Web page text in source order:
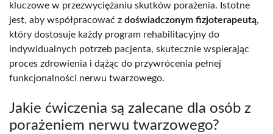
kluczowe w przezwyciężaniu skutków porażenia. Istotne
jest, aby współpracować z doświadczonym fizjoterapeutą,
który dostosuje każdy program rehabilitacyjny do
indywidualnych potrzeb pacjenta, skutecznie wspierając
proces zdrowienia i dążąc do przywrócenia pełnej
funkcjonalności nerwu twarzowego.
Jakie ćwiczenia są zalecane dla osób z
porażeniem nerwu twarzowego?